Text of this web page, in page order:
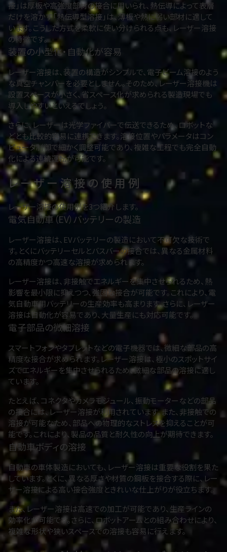
接」は厚板や高強度部材の接合に用いられ、熱伝導によって表層
だけを溶かす「熱伝導型溶接」は、薄板や熱に弱い部材に適して
います。こうした方式を柔軟に使い分けられる点も、レーザー溶接
の特徴です。
装置の小型化・自動化が容易
レーザー溶接は、装置の構造がシンプルで、電子ビーム溶接のよう
な真空チャンバーを必要としません。そのため、レーザー溶接機は
設置スペースが小さく、省スペース化が求められる製造現場でも
導入しやすいといえるでしょう。
さらに、レーザーは光学ファイバーで伝送できるため、ロボットな
どとも比較的容易に連携できます。溶接位置やパラメータはコン
ピュータ制御で細かく調整可能であり、複雑な工程でも完全自動
化による連続運転が可能です。
レーザー溶接の使用例
レーザー溶接の使用例を3つ紹介します。
電気自動車（EV）バッテリーの製造
レーザー溶接は、EVバッテリーの製造において不可欠な技術で
す。とくにバッテリーセルとバスバーの接合では、異なる金属材料
の高精度かつ高速な溶接が求められます。
レーザー溶接は、非接触でエネルギーを集中させられるため、熱
影響を最小限に抑えつつ、強固な接合が可能です。これにより、電
気自動車用バッテリーの生産効率も高まります。さらに、レーザー
溶接は自動化が容易であり、大量生産にも対応可能です。
電子部品の微細溶接
スマートフォンやタブレットなどの電子機器では、微細な部品の高
精度な接合が求められます。レーザー溶接は、極小のスポットサイ
ズでエネルギーを集中させられるため、微細な部品の溶接に適し
ています。
たとえば、コネクタやカメラモジュール、振動モーターなどの部品
の接合には、レーザー溶接が利用されています。また、非接触での
溶接が可能なため、部品への物理的なストレスを抑えることが可
能です。これにより、製品の品質と耐久性の向上が期待できます。
自動車ボディの溶接
自動車の車体製造においても、レーザー溶接は重要な役割を果た
しています。とくに、異なる厚さや材質の鋼板を接合する際に、レー
ザー溶接による高い接合強度ときれいな仕上がりが役立ちます。
また、レーザー溶接は高速での加工が可能であり、生産ラインの
効率化が可能です。さらに、ロボットアームとの組み合わせにより、
複雑な形状や狭いスペースでの溶接も容易に行えます。